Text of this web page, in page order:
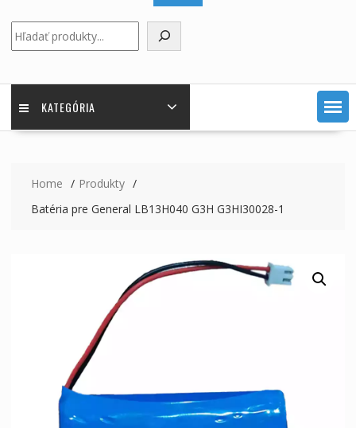
KATEGÓRIA
Home
Produkty
Batéria pre General LB13H040 G3H G3HI30028-1